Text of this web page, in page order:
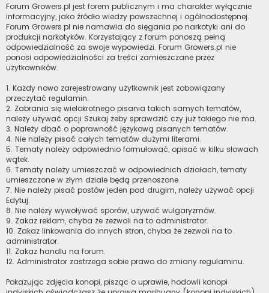
Forum Growers.pl jest forem publicznym i ma charakter wyłącznie
informacyjny, jako źródło wiedzy powszechnej i ogólnodostępnej.
Forum Growers.pl nie namawia do sięgania po narkotyki ani do
produkcji narkotyków. Korzystający z forum ponoszą pełną
odpowiedzialność za swoje wypowiedzi. Forum Growers.pl nie
ponosi odpowiedzialności za treści zamieszczane przez
użytkowników.
1. Każdy nowo zarejestrowany użytkownik jest zobowiązany
przeczytać regulamin.
2. Zabrania się wielokrotnego pisania takich samych tematów,
należy używać opcji Szukaj żeby sprawdzić czy już takiego nie ma.
3. Należy dbać o poprawność językową pisanych tematów.
4. Nie należy pisać całych tematów dużymi literami.
5. Tematy należy odpowiednio formułować, opisać w kilku słowach
wątek.
6. Tematy należy umieszczać w odpowiednich działach, tematy
umieszczone w złym dziale będą przenoszone.
7. Nie należy pisać postów jeden pod drugim, należy używać opcji
Edytuj.
8. Nie należy wywoływać sporów, używać wulgaryzmów.
9. Zakaz reklam, chyba że zezwoli na to administrator.
10. Zakaz linkowania do innych stron, chyba że zezwoli na to
administrator.
11. Zakaz handlu na forum.
12. Administrator zastrzega sobie prawo do zmiany regulaminu.
Pokazując zdjęcia konopi, pisząc o uprawie, hodowli konopi